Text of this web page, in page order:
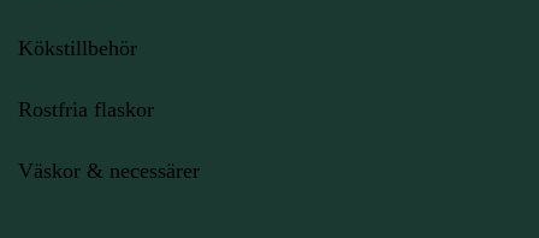
Kökstillbehör
Rostfria flaskor
Väskor & necessärer